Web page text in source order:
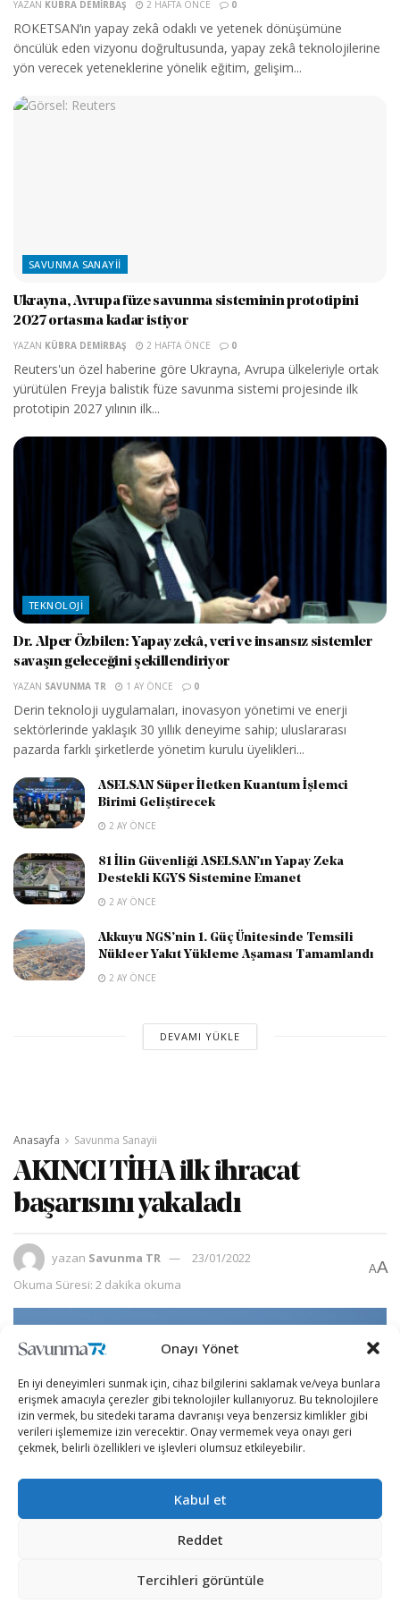
Onayı Yönet
En iyi deneyimleri sunmak için, cihaz bilgilerini saklamak ve/veya bunlara
erişmek amacıyla çerezler gibi teknolojiler kullanıyoruz. Bu teknolojilere
izin vermek, bu sitedeki tarama davranışı veya benzersiz kimlikler gibi
verileri işlememize izin verecektir. Onay vermemek veya onayı geri
çekmek, belirli özellikleri ve işlevleri olumsuz etkileyebilir.
Kabul et
Reddet
Tercihleri görüntüle
YAZAN KÜBRA DEMIRBAŞ 2 HAFTA ÖNCE 0
ROKETSAN’ın yapay zekâ odaklı ve yetenek dönüşümüne
öncülük eden vizyonu doğrultusunda, yapay zekâ teknolojilerine
yön verecek yeteneklerine yönelik eğitim, gelişim...
SAVUNMA SANAYII
Ukrayna, Avrupa füze savunma sisteminin prototipini
2027 ortasına kadar istiyor
YAZAN KÜBRA DEMIRBAŞ 2 HAFTA ÖNCE 0
Reuters'un özel haberine göre Ukrayna, Avrupa ülkeleriyle ortak
yürütülen Freyja balistik füze savunma sistemi projesinde ilk
prototipin 2027 yılının ilk...
TEKNOLOJI
Dr. Alper Özbilen: Yapay zekâ, veri ve insansız sistemler
savaşın geleceğini şekillendiriyor
YAZAN SAVUNMA TR 1 AY ÖNCE 0
Derin teknoloji uygulamaları, inovasyon yönetimi ve enerji
sektörlerinde yaklaşık 30 yıllık deneyime sahip; uluslararası
pazarda farklı şirketlerde yönetim kurulu üyelikleri...
ASELSAN Süper İletken Kuantum İşlemci
Birimi Geliştirecek
2 AY ÖNCE
81 İlin Güvenliği ASELSAN’ın Yapay Zeka
Destekli KGYS Sistemine Emanet
2 AY ÖNCE
Akkuyu NGS’nin 1. Güç Ünitesinde Temsili
Nükleer Yakıt Yükleme Aşaması Tamamlandı
2 AY ÖNCE
DEVAMI YÜKLE
Anasayfa Savunma Sanayii
AKINCI TİHA ilk ihracat
başarısını yakaladı
yazan Savunma TR
23/01/2022
Okuma Süresi: 2 dakika okuma
AA
Muharebe sahasını derinden etkileyen Bayraktar TB-2
silahlı insansız hava aracının (S/İHA) ardından, yine